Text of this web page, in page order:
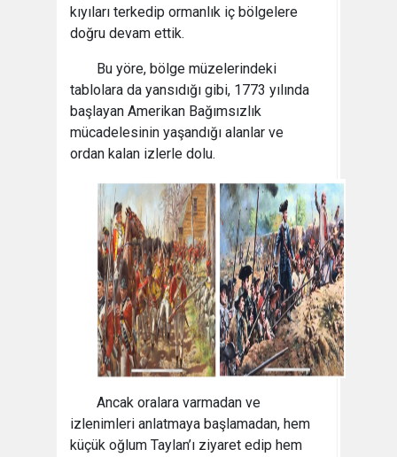
kıyıları terkedip ormanlık iç bölgelere
doğru devam ettik.
Bu yöre, bölge müzelerindeki
tablolara da yansıdığı gibi, 1773 yılında
başlayan Amerikan Bağımsızlık
mücadelesinin yaşandığı alanlar ve
ordan kalan izlerle dolu.
Ancak oralara varmadan ve
izlenimleri anlatmaya başlamadan, hem
küçük oğlum Taylan’ı ziyaret edip hem